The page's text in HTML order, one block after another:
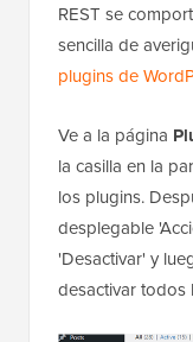
REST se
sencilla de
plugins de
Ve a la página
la casilla en la
los plugins.
desplegable
'Desactivar' y
desactivar todos